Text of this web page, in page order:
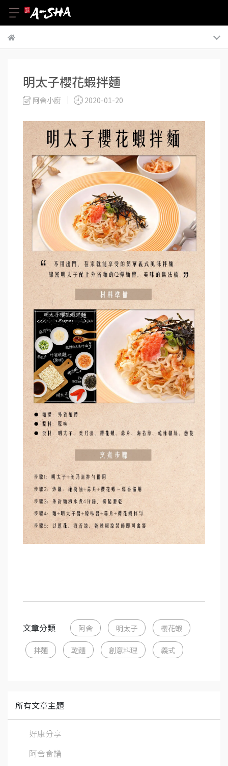
明太子櫻花蝦拌麵
阿舍小廚 2020-01-20
文章分類 阿舍 明太子 櫻花蝦
拌麵 乾麵 創意料理 義式
所有文章主題
好康分享
阿舍食譜